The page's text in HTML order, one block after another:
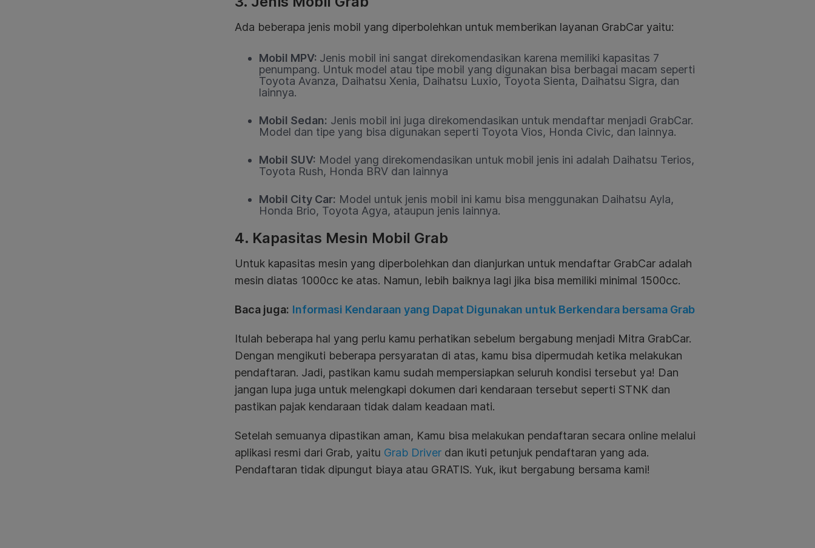
Ada beberapa jenis mobil yang diperbolehkan untuk memberikan layanan GrabCar yaitu:
Mobil MPV: Jenis mobil ini sangat direkomendasikan karena memiliki kapasitas 7
penumpang. Untuk model atau tipe mobil yang digunakan bisa berbagai macam seperti
Toyota Avanza, Daihatsu Xenia, Daihatsu Luxio, Toyota Sienta, Daihatsu Sigra, dan
lainnya.
Mobil Sedan: Jenis mobil ini juga direkomendasikan untuk mendaftar menjadi GrabCar.
Model dan tipe yang bisa digunakan seperti Toyota Vios, Honda Civic, dan lainnya.
Mobil SUV: Model yang direkomendasikan untuk mobil jenis ini adalah Daihatsu Terios,
Toyota Rush, Honda BRV dan lainnya
Mobil City Car: Model untuk jenis mobil ini kamu bisa menggunakan Daihatsu Ayla,
Honda Brio, Toyota Agya, ataupun jenis lainnya.
4. Kapasitas Mesin Mobil Grab
Untuk kapasitas mesin yang diperbolehkan dan dianjurkan untuk mendaftar GrabCar adalah
mesin diatas 1000cc ke atas. Namun, lebih baiknya lagi jika bisa memiliki minimal 1500cc.
Baca juga: Informasi Kendaraan yang Dapat Digunakan untuk Berkendara bersama Grab
Itulah beberapa hal yang perlu kamu perhatikan sebelum bergabung menjadi Mitra GrabCar.
Dengan mengikuti beberapa persyaratan di atas, kamu bisa dipermudah ketika melakukan
pendaftaran. Jadi, pastikan kamu sudah mempersiapkan seluruh kondisi tersebut ya! Dan
jangan lupa juga untuk melengkapi dokumen dari kendaraan tersebut seperti STNK dan
pastikan pajak kendaraan tidak dalam keadaan mati.
Setelah semuanya dipastikan aman, Kamu bisa melakukan pendaftaran secara online melalui
aplikasi resmi dari Grab, yaitu Grab Driver dan ikuti petunjuk pendaftaran yang ada.
Pendaftaran tidak dipungut biaya atau GRATIS. Yuk, ikut bergabung bersama kami!